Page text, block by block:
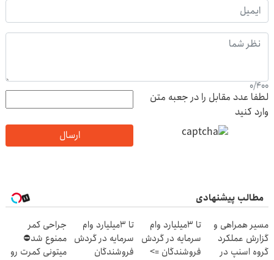
0/400
لطفا عدد مقابل را در جعبه متن
وارد کنید
ارسال
مطالب پیشنهادی
مسیر همراهی و
گزارش عملکرد
گروه اسنپ در
تا 3میلیارد وام
سرمایه در گردش
فروشندگان =>
تا 3میلیارد وام
سرمایه در گردش
فروشندگان
جراحی کمر
ممنوع شد⛔
میتونی کمرت رو